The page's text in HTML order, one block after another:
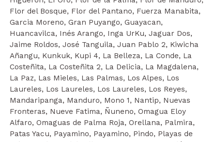
Flor del Bosque, Flor del Pantano, Fuerza Manabita,
Garcia Moreno, Gran Puyango, Guayacan,
Huancavilca, Inés Arango, Inga UrKu, Jaguar Dos,
Jaime Roldos, José Tanguila, Juan Pablo 2, Kiwicha
Añangu, Kunkuk, Kupi 4, La Belleza, La Conde, La
Costeñita, La Costeñita 2, La Delicia, La Magdalena,
La Paz, Las Mieles, Las Palmas, Los Alpes, Los
Laureles, Los Laureles, Los Laureles, Los Reyes,
Mandaripanga, Manduro, Mono 1, Nantip, Nuevas
Fronteras, Nueve Fatima, Ñuneno, Omagua Eloy
Alfaro, Omaguas de Palma Roja, Orellana, Palmira,
Patas Yacu, Payamino, Payamino, Pindo, Playas de